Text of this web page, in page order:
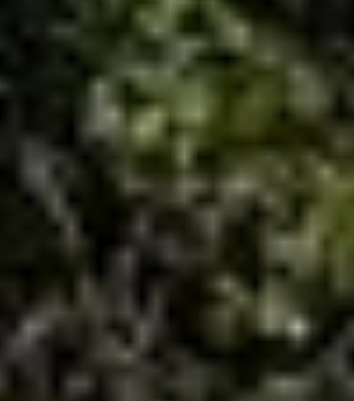
© DAV Sektion Rosenheim
© DAV Sektion Rosenheim
© DAV Sektion Rosenheim